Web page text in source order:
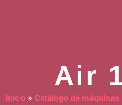
Air
Inicio » Catálogo de máquinas